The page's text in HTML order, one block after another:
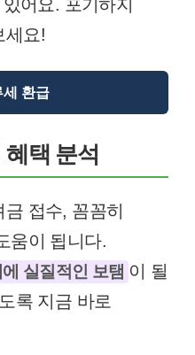
어요. 포기하지
세요!
세 환급
택 분석
접수, 꼼꼼히
움이 됩니다.
실질적인 보탬 이 될
록 지금 바로